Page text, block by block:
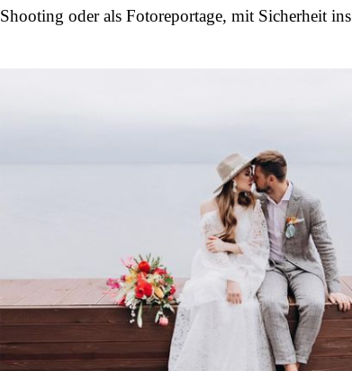
Shooting oder als Fotoreportage, mit Sicherheit ins